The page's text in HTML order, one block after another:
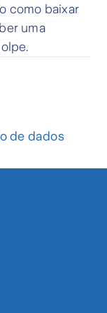
como baixar
uma
de dados